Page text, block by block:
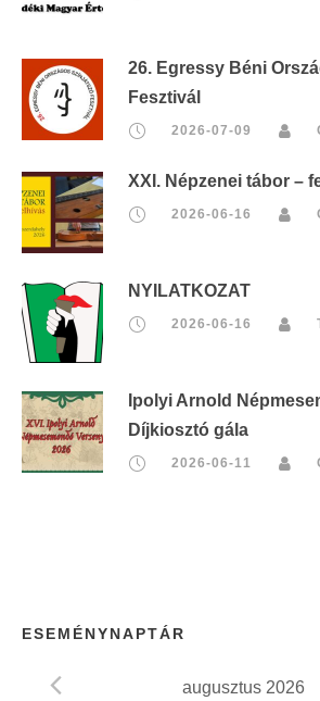
26. Egressy Béni
Fesztivál
2026-07-09
XXI. Népzenei tábor –
2026-06-16
NYILATKOZAT
2026-06-16
Ipolyi Arnold
Díjkiosztó gála
2026-06-11
ESEMÉNYNAPTÁR
augusztus 2026